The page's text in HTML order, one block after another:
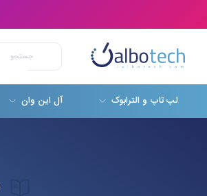
لپ تاپ و الترابوک آل این وان